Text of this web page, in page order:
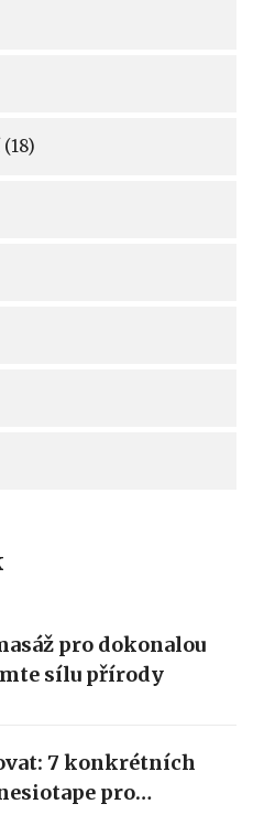
(18)
pro dokonalou
sílu přírody
7 konkrétních
pro
běžné lidi